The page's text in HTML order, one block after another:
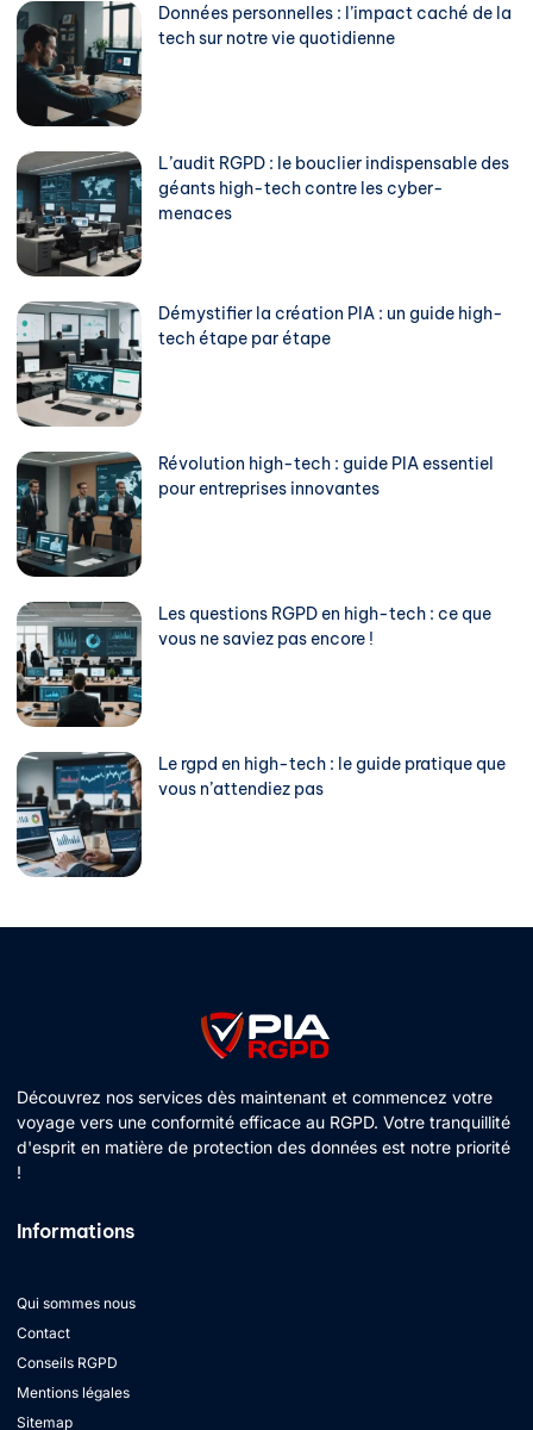
Données personnelles : l’impact caché de la
tech sur notre vie quotidienne
L’audit RGPD : le bouclier indispensable des
géants high-tech contre les cyber-
menaces
Démystifier la création PIA : un guide high-
tech étape par étape
Révolution high-tech : guide PIA essentiel
pour entreprises innovantes
Les questions RGPD en high-tech : ce que
vous ne saviez pas encore !
Le rgpd en high-tech : le guide pratique que
vous n’attendiez pas
Découvrez nos services dès maintenant et commencez votre
voyage vers une conformité efficace au RGPD. Votre tranquillité
d'esprit en matière de protection des données est notre priorité
!
Informations
Qui sommes nous
Contact
Conseils RGPD
Mentions légales
Sitemap